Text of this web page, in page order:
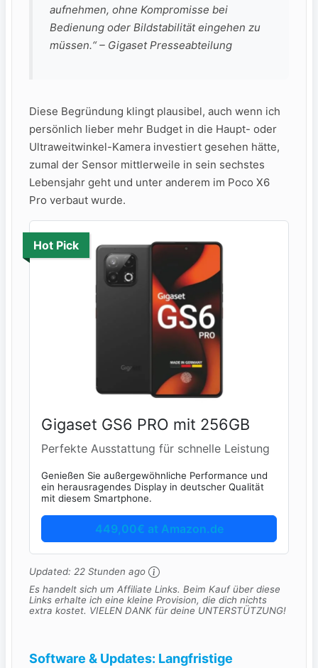
aufnehmen, ohne Kompromisse bei
Bedienung oder Bildstabilität eingehen zu
müssen.“ – Gigaset Presseabteilung
Diese Begründung klingt plausibel, auch wenn ich
persönlich lieber mehr Budget in die Haupt- oder
Ultraweitwinkel-Kamera investiert gesehen hätte,
zumal der Sensor mittlerweile in sein sechstes
Lebensjahr geht und unter anderem im Poco X6
Pro verbaut wurde.
Hot Pick
Gigaset GS6 PRO mit 256GB
Perfekte Ausstattung für schnelle Leistung
Genießen Sie außergewöhnliche Performance und
ein herausragendes Display in deutscher Qualität
mit diesem Smartphone.
449,00€ at Amazon.de
Updated: 22 Stunden ago
Es handelt sich um Affiliate Links. Beim Kauf über diese
Links erhalte ich eine kleine Provision, die dich nichts
extra kostet. VIELEN DANK für deine UNTERSTÜTZUNG!
Software & Updates: Langfristige